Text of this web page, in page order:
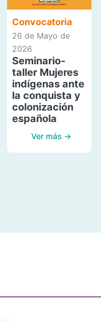
Convocatoria
26 de Mayo de
2026
Seminario-
taller Mujeres
indígenas ante
la conquista y
colonización
española
Ver más →